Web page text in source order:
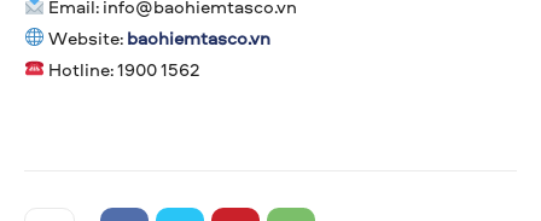
Email:info@baohiemtasco.vn
Website:baohiemtasco.vn
Hotline: 1900 1562